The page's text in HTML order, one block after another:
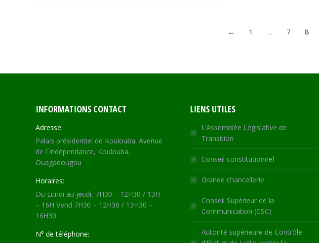
← 1 … 7 8
INFORMATIONS CONTACT
Adresse:
Palais présidentiel de Koulouba. Avenue
de l´Indépendance, Koulouba,
Ouagadougou
Horaires:
Du Lundi au jeudi, 7H30 – 12H30 / 13H
– 16H Vend 7H30 – 12H30 / 13H30 –
16H30
N° de téléphone:
LIENS UTILES
L’Assemblée Législative de
Transition
Conseil constitutionnel
Grande chancellerie
Conseil Supérieur de la
Communication (CSC)
Autorité supérieure de Contrôle